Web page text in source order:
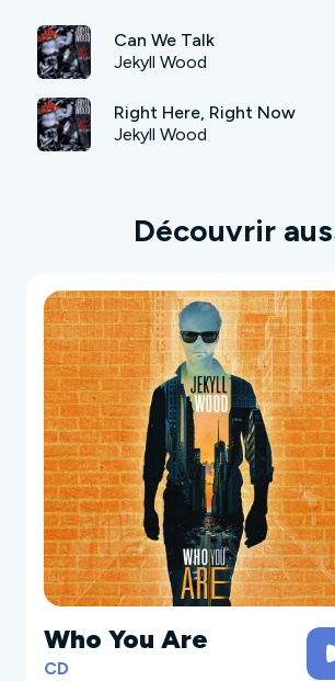
Can We Talk
Jekyll Wood
Right Here, Right Now
Jekyll Wood
Découvrir
Who You Are
CD